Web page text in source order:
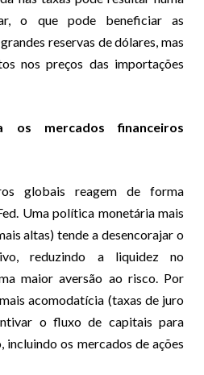
o que pode beneficiar as
reservas de dólares, mas
nos preços das importações
os mercados financeiros
globais reagem de forma
Uma política monetária mais
altas) tende a desencorajar o
reduzindo a liquidez no
maior aversão ao risco. Por
acomodatícia (taxas de juro
o fluxo de capitais para
os mercados de ações